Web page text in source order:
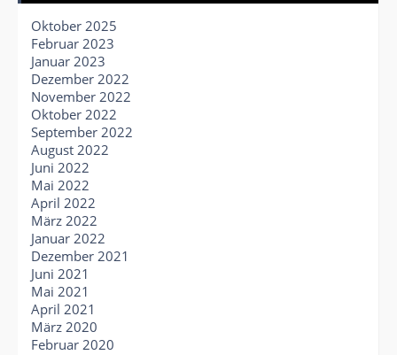
Oktober 2025
Februar 2023
Januar 2023
Dezember 2022
November 2022
Oktober 2022
September 2022
August 2022
Juni 2022
Mai 2022
April 2022
März 2022
Januar 2022
Dezember 2021
Juni 2021
Mai 2021
April 2021
März 2020
Februar 2020